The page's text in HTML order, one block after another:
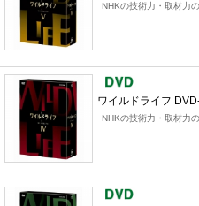
NHKの技術力・取材力
ワイルドライフ
NHKの技術力・取材力